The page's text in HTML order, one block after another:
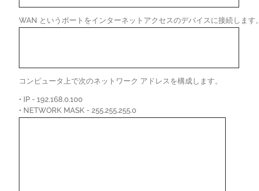
WAN というポートをインターネットアクセスのデバイスに接続します。
コンピュータ上で次のネットワーク アドレスを構成します。
• IP - 192.168.0.100
• NETWORK MASK - 255.255.255.0